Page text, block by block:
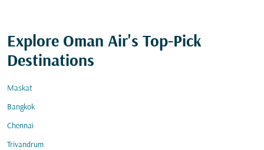
Explore Oman Air's Top-Pick
Destinations
Maskat
Bangkok
Chennai
Trivandrum